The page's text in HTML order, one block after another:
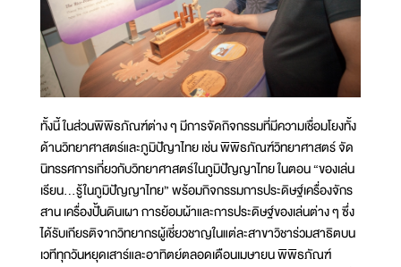
ทั้งนี้ ในส่วนพิพิธภัณฑ์ต่าง ๆ มีการจัดกิจกรรมที่มีความเชื่อมโยงทั้ง
ด้านวิทยาศาสตร์และภูมิปัญาไทย เช่น พิพิธภัณฑ์วิทยาศาสตร์ จัด
นิทรรศการเกี่ยวกับวิทยาศาสตร์ในภูมิปัญญาไทย ในตอน “ของเล่น
เรียน...รู้ในภูมิปัญญาไทย” พร้อมกิจกรรมการประดิษฐ์เครื่องจักร
สาน เครื่องปั้นดินเผา การย้อมผ้าและการประดิษฐ์ของเล่นต่าง ๆ ซึ่ง
ได้รับเกียรติจากวิทยากรผู้เชี่ยวชาญในแต่ละสาขาวิชาร่วมสาธิตบน
เวทีทุกวันหยุดเสาร์และอาทิตย์ตลอดเดือนเมษายน พิพิธภัณฑ์